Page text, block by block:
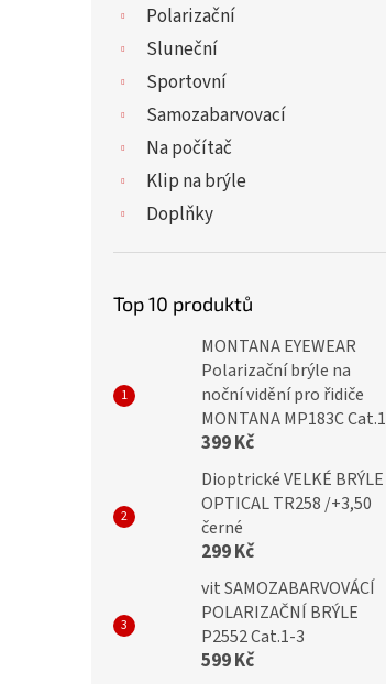
Polarizační
Sluneční
Sportovní
Samozabarvovací
Na počítač
Klip na brýle
Doplňky
Top 10 produktů
MONTANA EYEWEAR
Polarizační brýle na
noční vidění pro řidiče
MONTANA MP183C Cat.1
399 Kč
Dioptrické VELKÉ BRÝLE
OPTICAL TR258 /+3,50
černé
299 Kč
vit SAMOZABARVOVÁCÍ
POLARIZAČNÍ BRÝLE
P2552 Cat.1-3
599 Kč